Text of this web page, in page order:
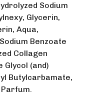
Sodium
Glycerin,
Aqua,
Benzoate
Collagen
Glycol (and)
Butylcarbamate,